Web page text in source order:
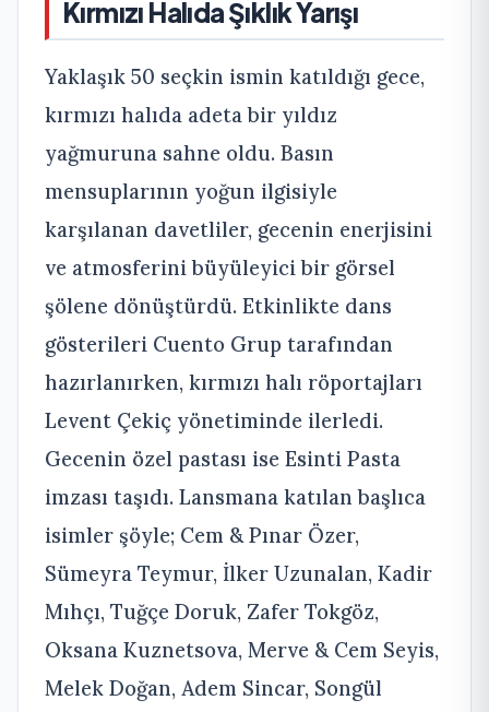
Kırmızı Halıda Şıklık Yarışı
Yaklaşık 50 seçkin ismin katıldığı gece,
kırmızı halıda adeta bir yıldız
yağmuruna sahne oldu. Basın
mensuplarının yoğun ilgisiyle
karşılanan davetliler, gecenin enerjisini
ve atmosferini büyüleyici bir görsel
şölene dönüştürdü. Etkinlikte dans
gösterileri Cuento Grup tarafından
hazırlanırken, kırmızı halı röportajları
Levent Çekiç yönetiminde ilerledi.
Gecenin özel pastası ise Esinti Pasta
imzası taşıdı. Lansmana katılan başlıca
isimler şöyle; Cem & Pınar Özer,
Sümeyra Teymur, İlker Uzunalan, Kadir
Mıhçı, Tuğçe Doruk, Zafer Tokgöz,
Oksana Kuznetsova, Merve & Cem Seyis,
Melek Doğan, Adem Sincar, Songül